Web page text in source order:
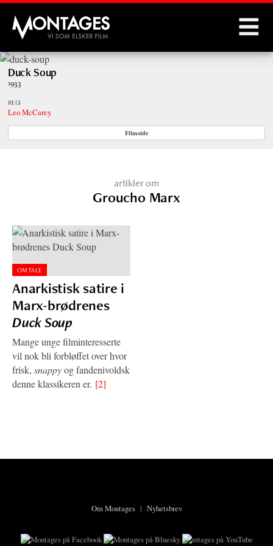
Montages
Duck Soup
1933
REGI
Leo McCarey
Filmside
artikler om
Groucho Marx
OMTALE
Anarkistisk satire i
Marx-brødrenes
Duck Soup
Mange unge filminteresserte
vil nok bli forbløffet over hvor
frisk, snappyog fandenivoldsk
denne klassikeren er. [2]
Om Montages| Nyhetsbrev